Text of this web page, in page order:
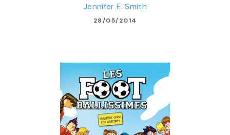
Jennifer E. Smith
28/05/2014